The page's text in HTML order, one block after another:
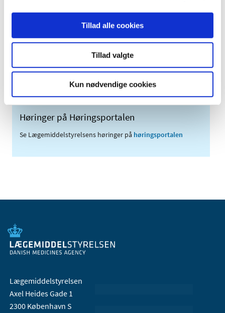
Tillad alle cookies
Tillad valgte
Kun nødvendige cookies
Links
Meddelelser om forsyning af medicin til mennesker og dyr
(med søgefunktion)
Sikkerhedsmeddelelser om medicinsk udstyr
Høringer på Høringsportalen
Se Lægemiddelstyrelsens høringer på høringsportalen
Lægemiddelstyrelsen
Axel Heides Gade 1
2300 København S